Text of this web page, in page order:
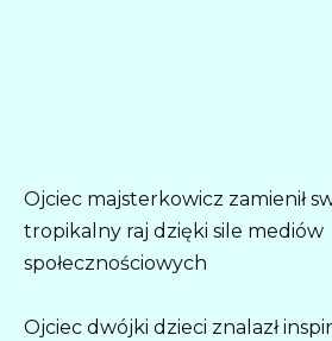
Ojciec majsterkowicz zamienił
tropikalny raj dzięki sile mediów
społecznościowych
Ojciec dwójki dzieci znalazł